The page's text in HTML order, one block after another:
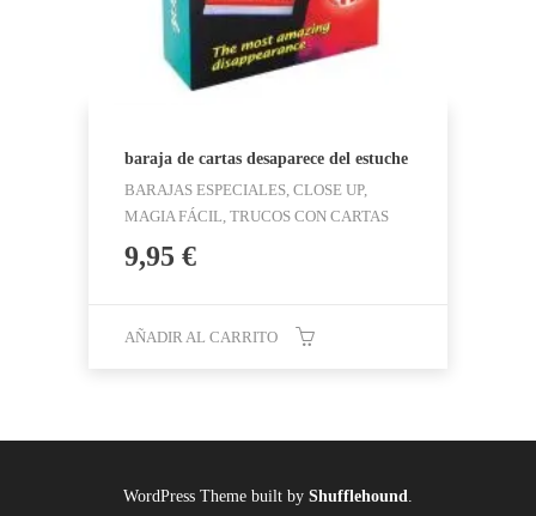
baraja de cartas desaparece del estuche
BARAJAS ESPECIALES, CLOSE UP,
MAGIA FÁCIL, TRUCOS CON CARTAS
9,95 €
AÑADIR AL CARRITO
WordPress Theme built by Shufflehound